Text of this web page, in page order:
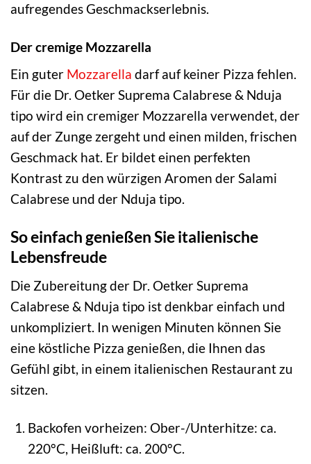
aufregendes Geschmackserlebnis.
Der cremige Mozzarella
Ein guter Mozzarella darf auf keiner Pizza fehlen.
Für die Dr. Oetker Suprema Calabrese & Nduja
tipo wird ein cremiger Mozzarella verwendet, der
auf der Zunge zergeht und einen milden, frischen
Geschmack hat. Er bildet einen perfekten
Kontrast zu den würzigen Aromen der Salami
Calabrese und der Nduja tipo.
So einfach genießen Sie italienische
Lebensfreude
Die Zubereitung der Dr. Oetker Suprema
Calabrese & Nduja tipo ist denkbar einfach und
unkompliziert. In wenigen Minuten können Sie
eine köstliche Pizza genießen, die Ihnen das
Gefühl gibt, in einem italienischen Restaurant zu
sitzen.
Backofen vorheizen: Ober-/Unterhitze: ca.
220°C, Heißluft: ca. 200°C.